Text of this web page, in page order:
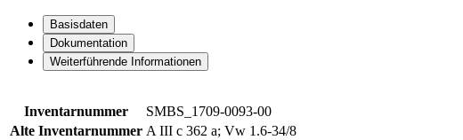
Basisdaten
Dokumentation
Weiterführende Informationen
Inventarnummer
SMBS_1709-0093-00
Alte Inventarnummer A III c 362 a; Vw 1.6-34/8